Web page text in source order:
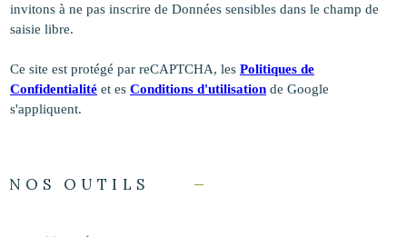
invitons à ne pas inscrire de Données sensibles dans le champ de
saisie libre.
Ce site est protégé par reCAPTCHA, les Politiques de
Confidentialité et es Conditions d'utilisation de Google
s'appliquent.
NOS OUTILS